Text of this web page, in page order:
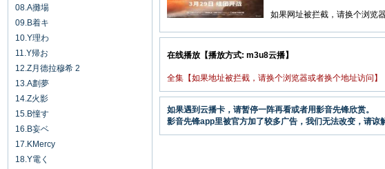
08.A攤場
09.B着キ
10.Y理わ
11.Y帰お
12.Z月德拉穆希 2
13.A劃夢
14.Z火影
15.B憧す
16.B妄ベ
17.KMercy
18.Y電く
如果网址被拦截，请换个浏览
在线播放【播放方式: m3u8云播】
全集【如果地址被拦截，请换个浏览器或者换个地址访问】
如果遇到云播卡，请暂停一阵再看或者用影音先锋欣赏。
影音先锋app里被官方加了较多广告，我们无法改变，请谅